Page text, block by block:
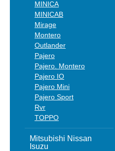
MINICA
MINICAB
Mirage
Montero
Outlander
Pajero
Pajero. Montero
Pajero IO
Pajero Mini
Pajero Sport
Rvr
TOPPO
Mitsubishi Nissan
Isuzu